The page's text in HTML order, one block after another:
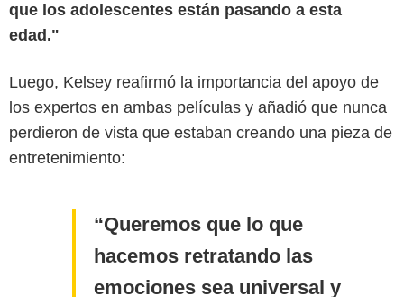
que los adolescentes están pasando a esta
edad."
Luego, Kelsey reafirmó la importancia del apoyo de
los expertos en ambas películas y añadió que nunca
perdieron de vista que estaban creando una pieza de
entretenimiento:
Queremos que lo que
hacemos retratando las
emociones sea universal y